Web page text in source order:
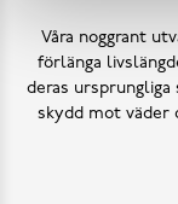
Våra noggrant
förlänga
deras
skydd mot väder